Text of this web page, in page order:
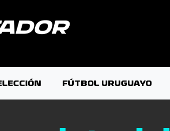
FÚTBOL URUGUAYO